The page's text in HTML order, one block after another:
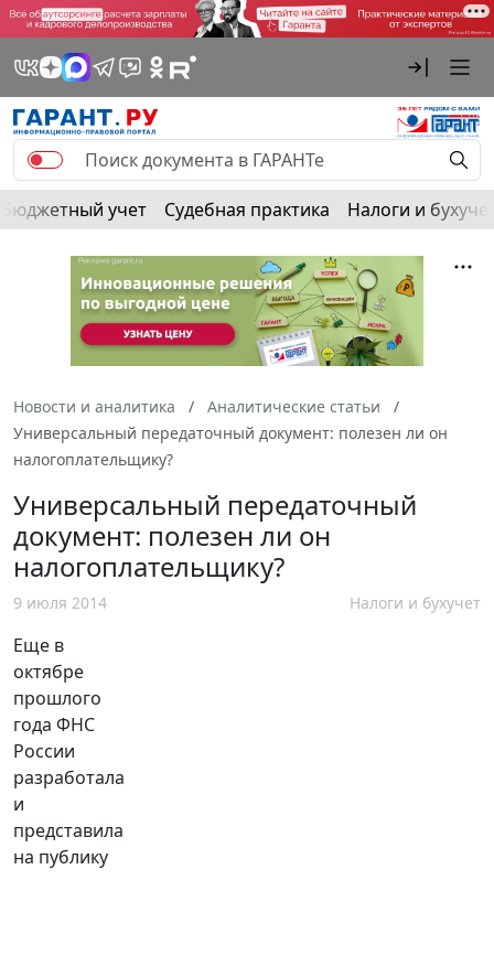
Бюджетный учет Судебная практика Налоги и
Новости и аналитика
Аналитические статьи
Универсальный передаточный документ: полезен ли он
налогоплательщику?
Универсальный передаточный
документ: полезен ли он
налогоплательщику?
9 июля 2014 Налоги и бухучет
Еще в
октябре
прошлого
года ФНС
России
разработала
и
представила
на публику